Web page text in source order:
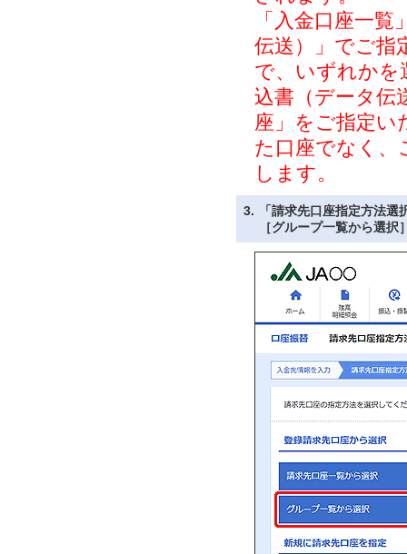
「入金口座一
伝送）」でご指
で、いずれかを
込書（データ伝
座」をご指定い
た口座でなく、
します。
3.
「請求先口座指定方法
［グループ一覧から選